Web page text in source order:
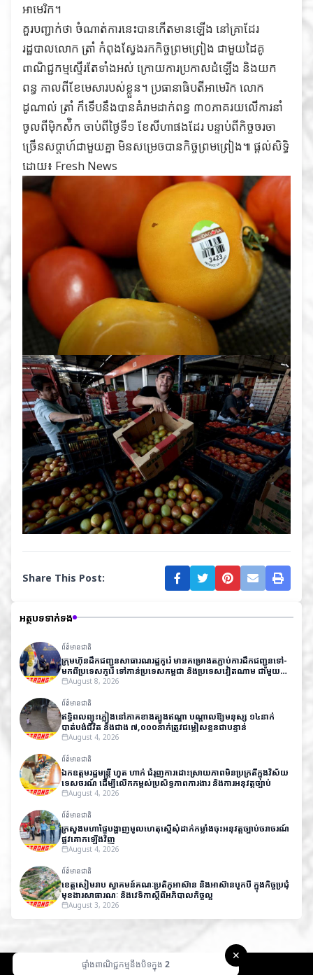
អាមេរិក។
គួរបញ្ជាក់ថា ចំណាត់ការនេះបានកើតមានឡើង នៅគ្រាដែរ
រដ្ឋបាលលោក ត្រាំ កំពុងស្វែងរកកិច្ចព្រមព្រៀង ជាមួយដៃគូ
ពាណិជ្ជកម្មស្ទើរតែទាំងអស់ ក្រោយការប្រកាសដំឡើង និងយក
ពន្ធ កាលពីខែមេសារបស់ខ្លួន។ ប្រធានាធិបតីអាមេរិក លោក
ដូណាល់ ត្រាំ ក៏ទើបនឹងបានគំរាមដាក់ពន្ធ ៣០ភាគរយលើការនាំ
ចូលពីម៉ិកស៉ិក ចាប់ពីថ្ងៃទី១ ខែសីហាផងដែរ បន្ទាប់ពីកិច្ចចរចា
ច្រើនសប្តាហ៍ជាមួយគ្នា មិនសម្រេចបានកិច្ចព្រមព្រៀង៕ ផ្ដល់សិទ្ធិ
ដោយ៖ Fresh News
Share This Post:
អត្ថបទទាក់ទង
ព័ត៌មានជាតិ
ក្រុមហ៊ុនដឹកជញ្ជូនសាធារណរដ្ឋកូរ៉េ មានគម្រោងតភ្ជាប់ការដឹកជញ្ជូនទៅ-
មកពីប្រទេសកូរ៉េ​ ទៅកាន់ប្រទេសកម្ពុជា និងប្រទេសវៀតណាម ជាមួយ
តម្លៃសមរម្យ
August 8, 2026
ព័ត៌មានជាតិ
ឥទ្ធិពលព្យុះភ្លៀងនៅភាគខាងត្បូងឥណ្ឌា បណ្តាលឱ្យមនុស្ស ១៤នាក់
បាត់បង់ជីវិត និងជាង ៧,០០០នាក់ត្រូវជម្លៀសខ្លួនជាបន្ទាន់
August 4, 2026
ព័ត៌មានជាតិ
ឯកឧត្តមរដ្ឋមន្ត្រី ហួត ហាក់ ជំរុញការដោះស្រាយភាពមិនប្រក្រតីក្នុងវិស័យ
ទេសចរណ៍ ដើម្បីលើកកម្ពស់ប្រសិទ្ធភាពការងារ និងការអនុវត្តច្បាប់
August 4, 2026
ព័ត៌មានជាតិ
ក្រសួងមហាផ្ទៃបង្ហាញមូលហេតុស្នើសុំដាក់កម្លាំងចុះអនុវត្តច្បាប់ចរាចរណ៍
ផ្លូវគោកឡើងវិញ
August 4, 2026
ព័ត៌មានជាតិ
ខេត្តសៀមរាប ស្វាគមន៍គណៈប្រតិភូអាស៊ាន និងអាស៊ានបូកបី ក្នុងកិច្ចប្រជុំ
មុខងារសាធារណៈ និងវេទិកាស្តីពីអភិបាលកិច្ចល្អ
August 3, 2026
✕
ផ្ទាំងពាណិជ្ជកម្មនឹងបិទក្នុង 1